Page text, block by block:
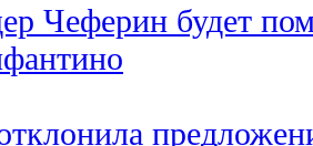
Чеферин будет